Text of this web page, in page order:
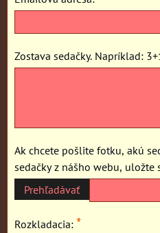
Zostava sedačky. Napríklad:
Ak chcete pošlite fotku, akú
sedačky z nášho webu,
Rozkladacia: *